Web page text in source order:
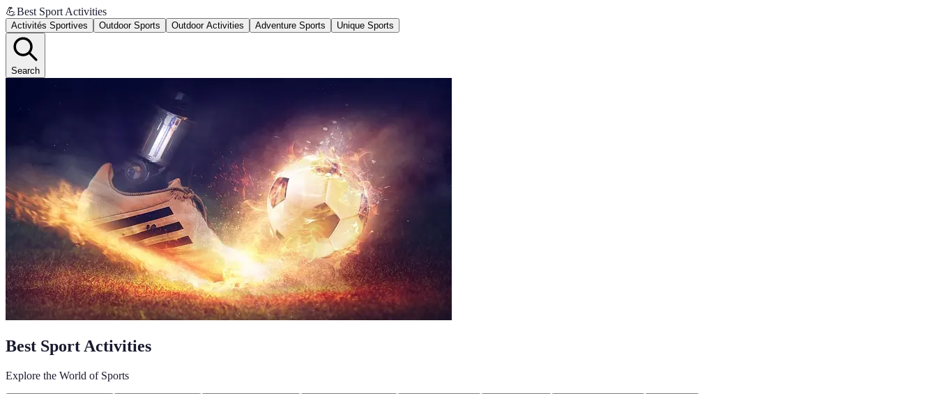
💪Best Sport Activities
Activités Sportives Outdoor Sports Outdoor Activities Adventure Sports Unique Sports
Search
Best Sport Activities
Explore the World of Sports